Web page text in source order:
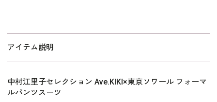
アイテム説明
中村江里子セレクション Ave.KIKI×東京ソワール フォーマ
ルパンツスーツ